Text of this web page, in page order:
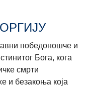
победоношче и
Бога, кога
смрти
и безакоња која